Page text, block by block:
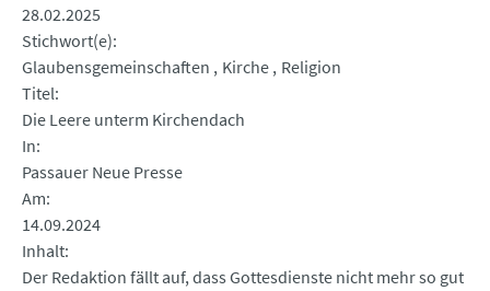
28.02.2025
Stichwort(e)
Glaubensgemeinschaften
Kirche Religion
Titel
Die Leere unterm Kirchendach
In
Passauer Neue Presse
Am
14.09.2024
Inhalt
Der Redaktion fällt auf, dass Gottesdienste nicht mehr so gut